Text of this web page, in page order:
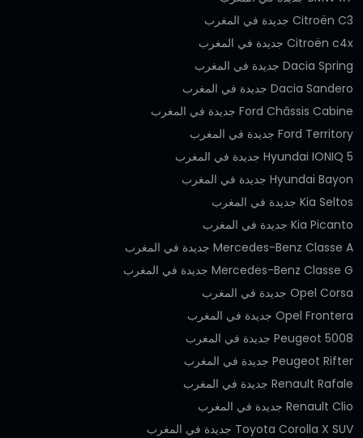
Citroën C3 جديدة في المغرب
Citroën c4x جديدة في المغرب
Dacia Spring جديدة في المغرب
Dacia Sandero جديدة في المغرب
Ford Châssis Cabine جديدة في المغرب
Ford Territory جديدة في المغرب
Hyundai IONIQ 5 جديدة في المغرب
Hyundai Bayon جديدة في المغرب
Kia Seltos جديدة في المغرب
Kia Picanto جديدة في المغرب
Mercedes-Benz Classe A جديدة في المغرب
Mercedes-Benz Classe G جديدة في المغرب
Opel Corsa جديدة في المغرب
Opel Frontera جديدة في المغرب
Peugeot 5008 جديدة في المغرب
Peugeot Rifter جديدة في المغرب
Renault Rafale جديدة في المغرب
Renault Clio جديدة في المغرب
Toyota Corolla X SUV جديدة في المغرب